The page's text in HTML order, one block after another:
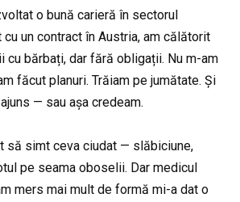
o bună carieră în sectorul
cu un contract în Austria, am călătorit
cu bărbați, dar fără obligații. Nu m-am
făcut planuri. Trăiam pe jumătate. Și
— sau așa credeam.
să simt ceva ciudat — slăbiciune,
pe seama oboselii. Dar medicul
mers mai mult de formă mi-a dat o